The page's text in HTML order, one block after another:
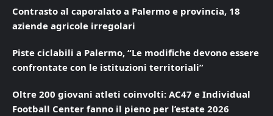
Contrasto al caporalato a Palermo e provincia, 18
aziende agricole irregolari
Piste ciclabili a Palermo, “Le modifiche devono essere
confrontate con le istituzioni territoriali”
Oltre 200 giovani atleti coinvolti: AC47 e Individual
Football Center fanno il pieno per l’estate 2026